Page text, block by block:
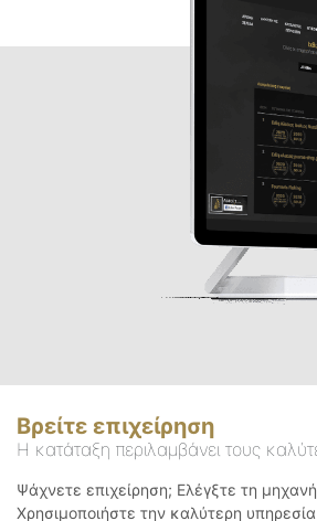
Βρείτε επιχείρηση
Η κατάταξη περιλαμβάνει τους
Ψάχνετε επιχείρηση; Ελέγξτε τη
Χρησιμοποιήστε την καλύτερη υπηρεσία